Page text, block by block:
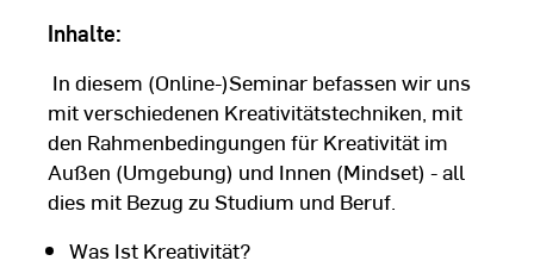
Inhalte:
In diesem (Online-)Seminar befassen wir uns
mit verschiedenen Kreativitätstechniken, mit
den Rahmenbedingungen für Kreativität im
Außen (Umgebung) und Innen (Mindset) - all
dies mit Bezug zu Studium und Beruf.
Was Ist Kreativität?